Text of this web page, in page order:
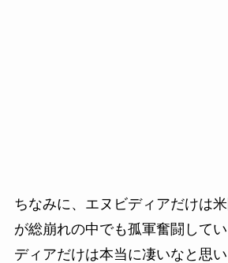
ちなみに、エヌビディアだけは
が総崩れの中でも孤軍奮闘して
ディアだけは本当に凄いなと思い